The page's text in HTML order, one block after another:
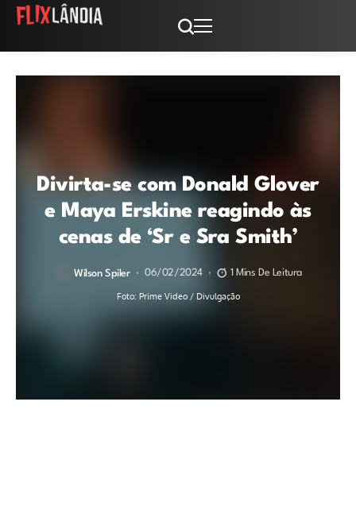
Divirta-se com Donald Glover
e Maya Erskine reagindo às
cenas de ‘Sr e Sra Smith’
Wilson Spiler 06/02/2024 1 Mins De Leitura
Foto: Prime Video / Divulgação